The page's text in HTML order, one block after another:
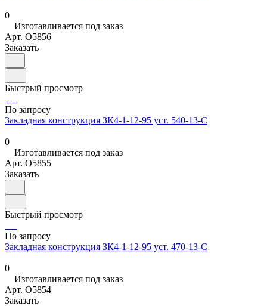
0
Изготавливается под заказ
Арт. O5856
Заказать
Быстрый просмотр
По запросу
Закладная конструкция ЗК4-1-12-95 уст. 540-13-С
0
Изготавливается под заказ
Арт. O5855
Заказать
Быстрый просмотр
По запросу
Закладная конструкция ЗК4-1-12-95 уст. 470-13-С
0
Изготавливается под заказ
Арт. O5854
Заказать